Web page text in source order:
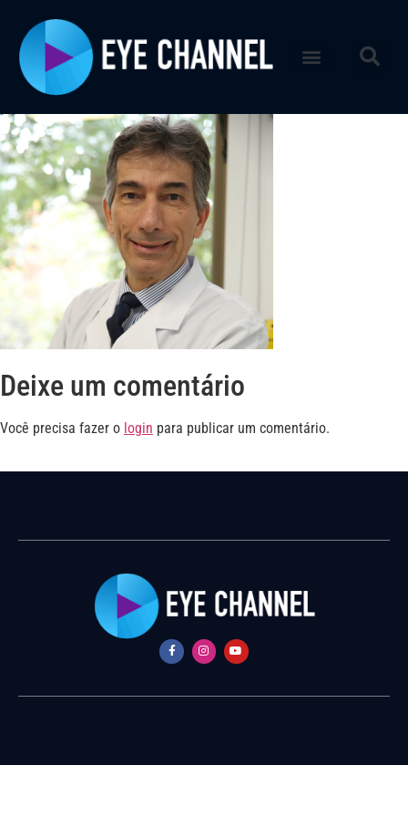
Deixe um comentário
Você precisa fazer o login para publicar um comentário.